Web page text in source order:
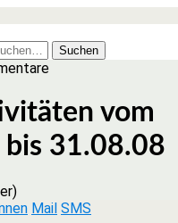
vom
31.08.08
Mail SMS